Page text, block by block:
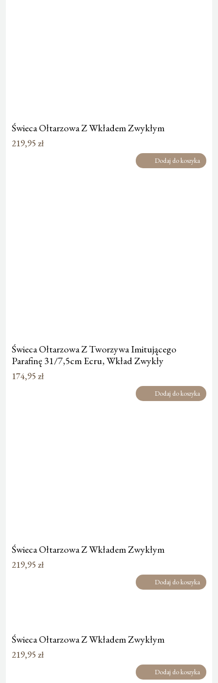
Świeca Ołtarzowa Z Wkładem Zwykłym
219,95 zł
Dodaj do koszyka
Świeca Ołtarzowa Z Tworzywa Imitującego
Parafinę 31/7,5cm Ecru, Wkład Zwykły
174,95 zł
Dodaj do koszyka
Świeca Ołtarzowa Z Wkładem Zwykłym
219,95 zł
Dodaj do koszyka
Świeca Ołtarzowa Z Wkładem Zwykłym
219,95 zł
Dodaj do koszyka